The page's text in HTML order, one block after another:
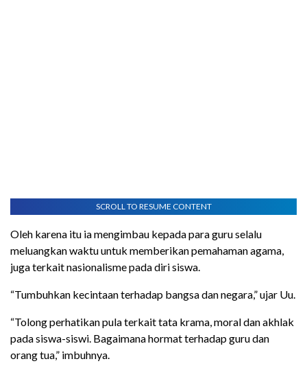
SCROLL TO RESUME CONTENT
Oleh karena itu ia mengimbau kepada para guru selalu
meluangkan waktu untuk memberikan pemahaman agama,
juga terkait nasionalisme pada diri siswa.
“Tumbuhkan kecintaan terhadap bangsa dan negara,” ujar Uu.
“Tolong perhatikan pula terkait tata krama, moral dan akhlak
pada siswa-siswi. Bagaimana hormat terhadap guru dan
orang tua,” imbuhnya.